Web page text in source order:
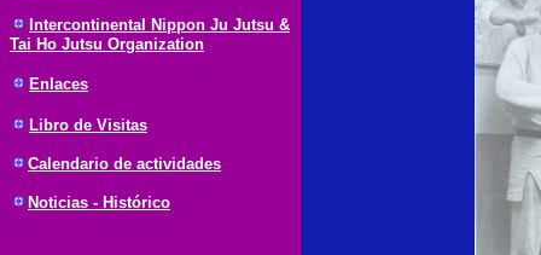
Intercontinental Nippon Ju Jutsu &
Tai Ho Jutsu Organization
Enlaces
Libro de Visitas
Calendario de actividades
Noticias - Histórico